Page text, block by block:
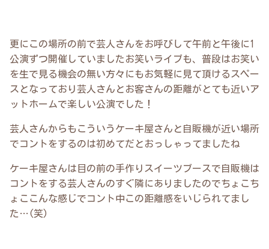
更にこの場所の前で芸人さんをお呼びして午前と午後に1
公演ずつ開催していましたお笑いライブも、普段はお笑い
を生で見る機会の無い方々にもお気軽に見て頂けるスペー
スとなっており芸人さんとお客さんの距離がとても近いア
ットホームで楽しい公演でした！
芸人さんからもこういうケーキ屋さんと自販機が近い場所
でコントをするのは初めてだとおっしゃってましたね
ケーキ屋さんは目の前の手作りスイーツブースで自販機は
コントをする芸人さんのすぐ隣にありましたのでちょこち
ょここんな感じでコント中この距離感をいじられてまし
た…(笑)